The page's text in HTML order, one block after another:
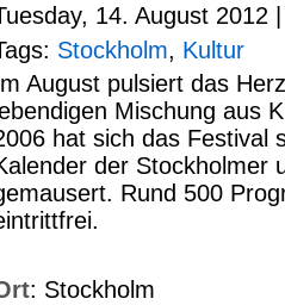
14. August 2012
Stockholm, Kultur
August pulsiert das
Mischung aus
hat sich das Festival
der Stockholmer
Rund 500
: Stockholm